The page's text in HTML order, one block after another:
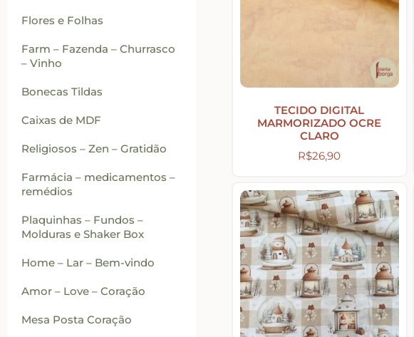
Flores e Folhas
Farm – Fazenda – Churrasco
– Vinho
Bonecas Tildas
Caixas de MDF
Religiosos – Zen – Gratidão
Farmácia – medicamentos –
remédios
Plaquinhas – Fundos –
Molduras e Shaker Box
Home – Lar – Bem-vindo
Amor – Love – Coração
Mesa Posta Coração
TECIDO DIGITAL
MARMORIZADO OCRE
CLARO
R$26,90